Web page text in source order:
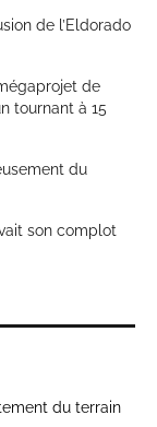
de l’Eldorado
de
tournant à 15
du
son complot
du terrain